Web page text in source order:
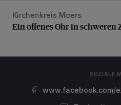
Ein offenes Ohr in schweren
Kirchenkreis Moers
Ein offenes Ohr in schweren
SOZIALE
www.facebook.com/